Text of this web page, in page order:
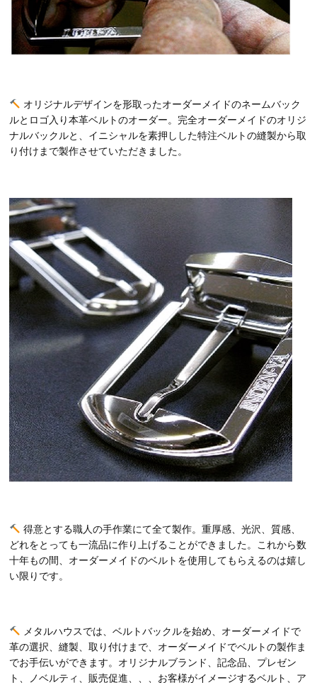
オリジナルデザインを形取ったオーダーメイドのネームバック
ルとロゴ入り本革ベルトのオーダー。完全オーダーメイドのオリジ
ナルバックルと、イニシャルを素押しした特注ベルトの縫製から取
り付けまで製作させていただきました。
得意とする職人の手作業にて全て製作。重厚感、光沢、質感、
どれをとっても一流品に作り上げることができました。これから数
十年もの間、オーダーメイドのベルトを使用してもらえるのは嬉し
い限りです。
メタルハウスでは、ベルトバックルを始め、オーダーメイドで
革の選択、縫製、取り付けまで、オーダーメイドでベルトの製作ま
でお手伝いができます。オリジナルブランド、記念品、プレゼン
ト、ノベルティ、販売促進、、、お客様がイメージするベルト、ア